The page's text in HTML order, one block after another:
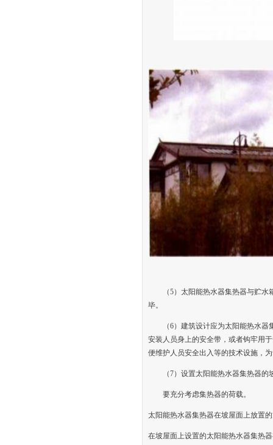
（5）太阳能热水器集热器与贮
毕。
（6）建筑设计应为太阳能热水
安装人员身上的安全带，或者钩牢用
便维护人员安全出入等的技术设施，
（7）设置太阳能热水器集热器的
要充分考虑集热器的荷载。
太阳能热水器集热器在坡屋面上放置
在坡屋面上设置的太阳能热水器集热